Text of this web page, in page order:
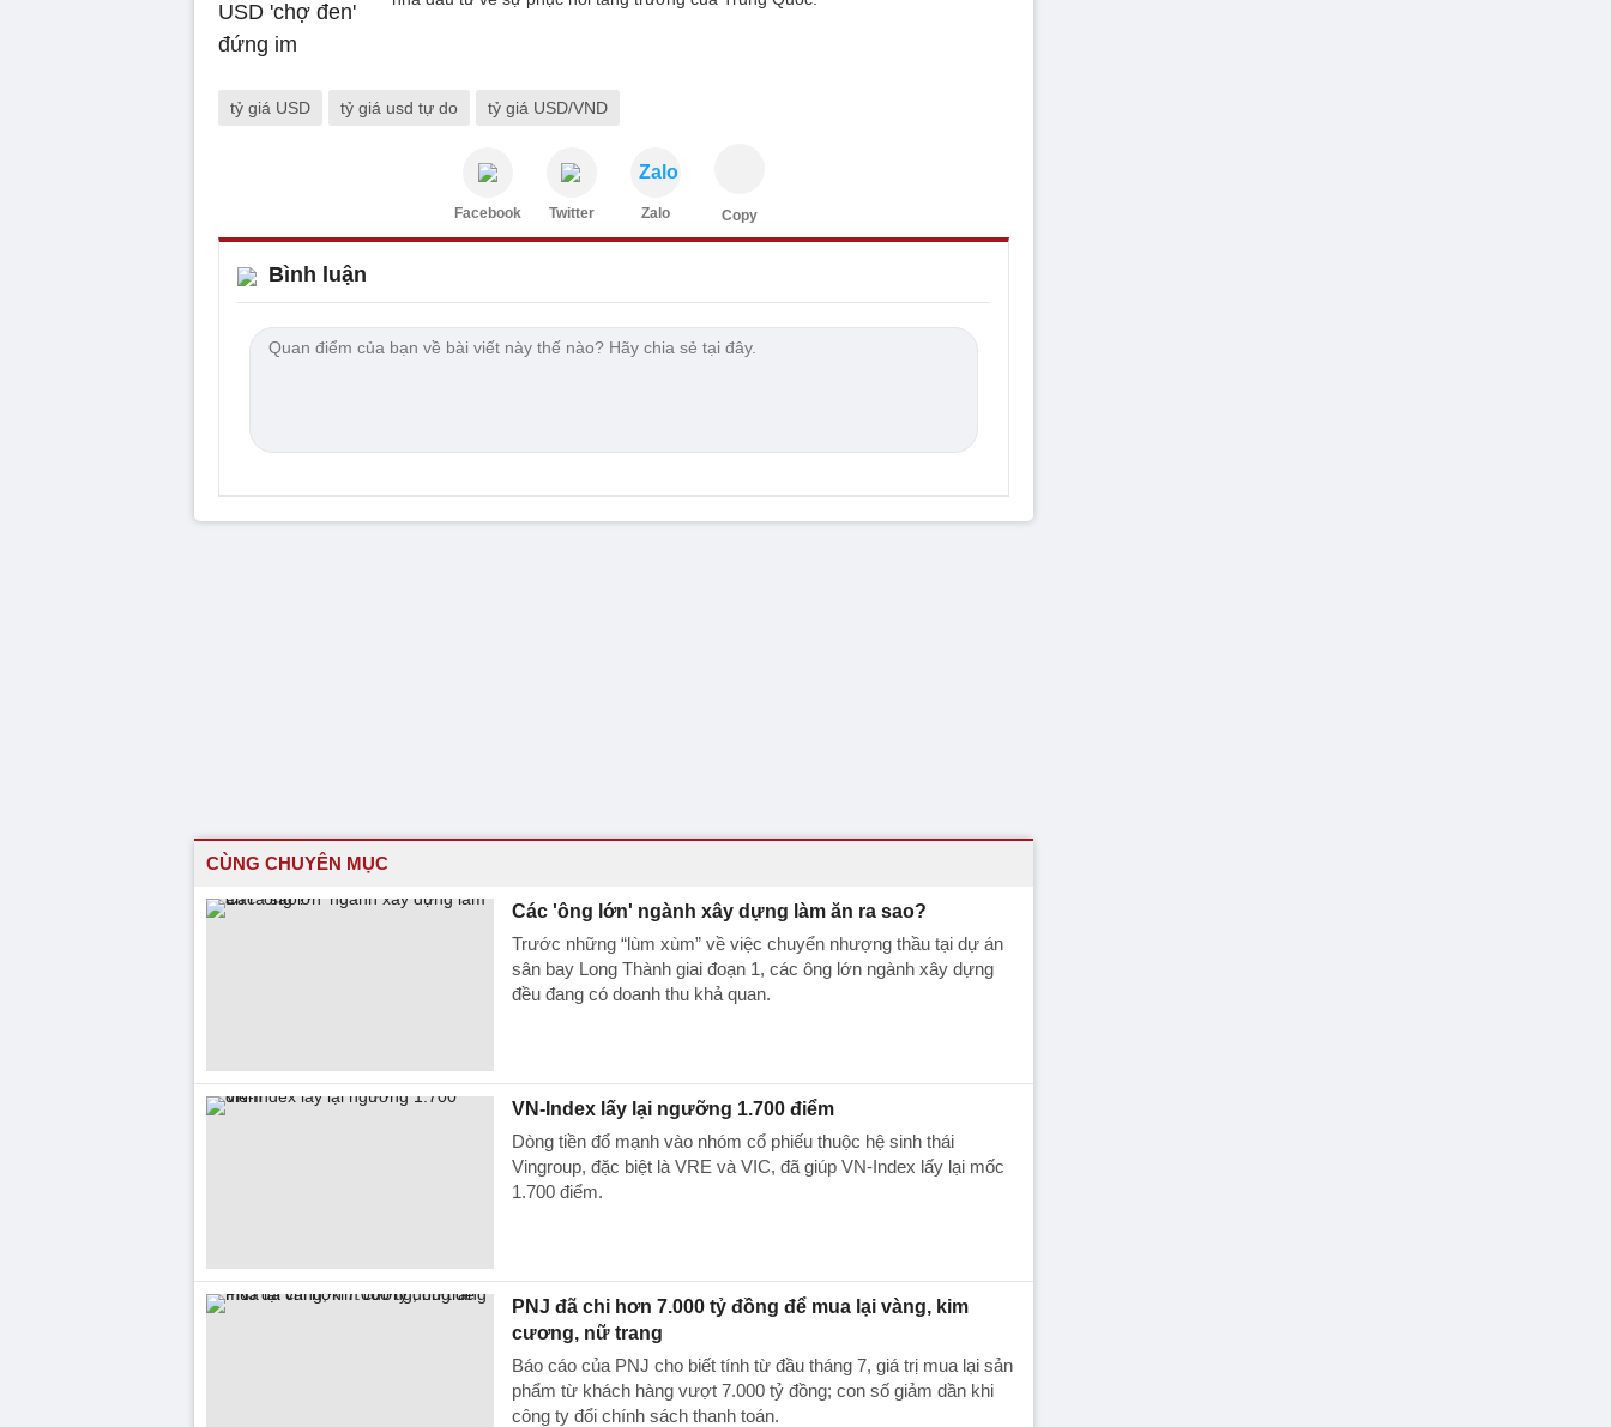
tỷ giá USD tỷ giá usd tự do tỷ giá USD/VND
Facebook Twitter
Zalo
Zalo Copy
Bình luận
CÙNG CHUYÊN MỤC
Các 'ông lớn' ngành xây dựng làm ăn ra sao?
Trước những “lùm xùm” về việc chuyển nhượng thầu tại dự án
sân bay Long Thành giai đoạn 1, các ông lớn ngành xây dựng
đều đang có doanh thu khả quan.
VN-Index lấy lại ngưỡng 1.700 điểm
Dòng tiền đổ mạnh vào nhóm cổ phiếu thuộc hệ sinh thái
Vingroup, đặc biệt là VRE và VIC, đã giúp VN-Index lấy lại mốc
1.700 điểm.
PNJ đã chi hơn 7.000 tỷ đồng để mua lại vàng, kim
cương, nữ trang
Báo cáo của PNJ cho biết tính từ đầu tháng 7, giá trị mua lại sản
phẩm từ khách hàng vượt 7.000 tỷ đồng; con số giảm dần khi
công ty đổi chính sách thanh toán.